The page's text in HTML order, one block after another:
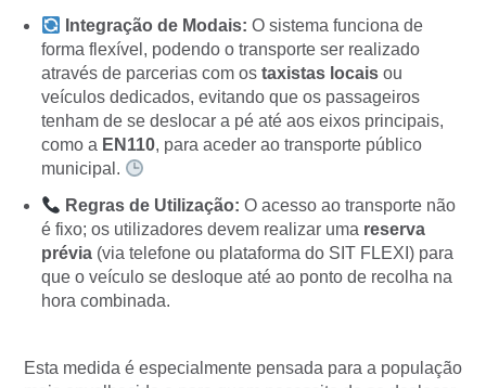
Integração de Modais: O sistema funciona de
forma flexível, podendo o transporte ser realizado
através de parcerias com os taxistas locais ou
veículos dedicados, evitando que os passageiros
tenham de se deslocar a pé até aos eixos principais,
como a EN110, para aceder ao transporte público
municipal.
Regras de Utilização: O acesso ao transporte não
é fixo; os utilizadores devem realizar uma reserva
prévia (via telefone ou plataforma do SIT FLEXI) para
que o veículo se desloque até ao ponto de recolha na
hora combinada.
Esta medida é especialmente pensada para a população